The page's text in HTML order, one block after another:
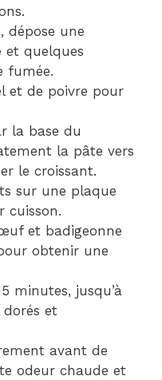
dépose une
et quelques
fumée.
et de poivre pour
la base du
la pâte vers
le croissant.
sur une plaque
cuisson.
et badigeonne
obtenir une
minutes, jusqu’à
dorés et
avant de
odeur chaude et